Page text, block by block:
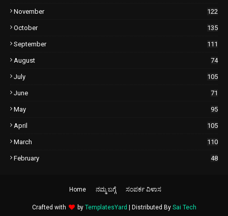
November 122
October 135
September 111
August 74
July 105
June 71
May 95
April 105
March 110
February 48
Home ನಮ್ಮ ಬಗ್ಗೆ ಸಂಪರ್ಕ ವಿಳಾಸ
Crafted with by TemplatesYard | Distributed By Sai Tech